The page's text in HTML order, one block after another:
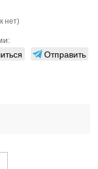
нет)
Отправить